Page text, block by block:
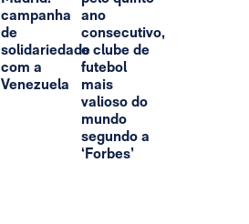
campanha
de
solidariedade
com a
Venezuela
ano
consecutivo,
o clube de
futebol
mais
valioso do
mundo
segundo a
‘Forbes’